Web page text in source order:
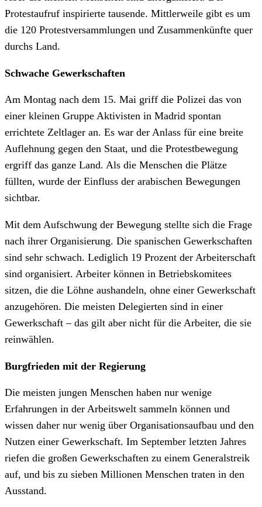
Protestaufruf inspirierte tausende. Mittlerweile gibt es um
die 120 Protestversammlungen und Zusammenkünfte quer
durchs Land.
Schwache Gewerkschaften
Am Montag nach dem 15. Mai griff die Polizei das von
einer kleinen Gruppe Aktivisten in Madrid spontan
errichtete Zeltlager an. Es war der Anlass für eine breite
Auflehnung gegen den Staat, und die Protestbewegung
ergriff das ganze Land. Als die Menschen die Plätze
füllten, wurde der Einfluss der arabischen Bewegungen
sichtbar.
Mit dem Aufschwung der Bewegung stellte sich die Frage
nach ihrer Organisierung. Die spanischen Gewerkschaften
sind sehr schwach. Lediglich 19 Prozent der Arbeiterschaft
sind organisiert. Arbeiter können in Betriebskomitees
sitzen, die die Löhne aushandeln, ohne einer Gewerkschaft
anzugehören. Die meisten Delegierten sind in einer
Gewerkschaft – das gilt aber nicht für die Arbeiter, die sie
reinwählen.
Burgfrieden mit der Regierung
Die meisten jungen Menschen haben nur wenige
Erfahrungen in der Arbeitswelt sammeln können und
wissen daher nur wenig über Organisationsaufbau und den
Nutzen einer Gewerkschaft. Im September letzten Jahres
riefen die großen Gewerkschaften zu einem Generalstreik
auf, und bis zu sieben Millionen Menschen traten in den
Ausstand.